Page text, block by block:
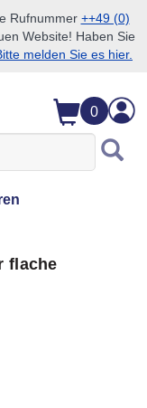
Rufnummer ++49 (0)
Website! Haben Sie
melden Sie es hier.
0
flache